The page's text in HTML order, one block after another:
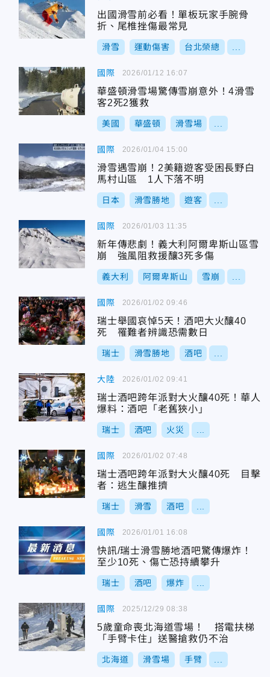
出國滑雪前必看！單板玩家手腕骨
折、尾椎挫傷最常見
滑雪 運動傷害 台北榮總
國際
華盛頓滑雪場驚傳雪崩意外！4滑雪
客2死2獲救
美國 華盛頓 滑雪場
2026/01/12 16:07
國際
滑雪遇雪崩！2美籍遊客受困長野白
馬村山區 1人下落不明
日本 滑雪勝地 遊客
2026/01/04 15:00
國際
新年傳悲劇！義大利阿爾卑斯山區雪
崩 強風阻救援釀3死多傷
義大利 阿爾卑斯山 雪崩
2026/01/03 11:35
國際
瑞士舉國哀悼5天！酒吧大火釀40
死 罹難者辨識恐需數日
瑞士 滑雪勝地 酒吧
2026/01/02 09:46
大陸
瑞士酒吧跨年派對大火釀40死！華人
爆料：酒吧「老舊狹小」
瑞士 酒吧 火災
2026/01/02 09:41
國際
瑞士酒吧跨年派對大火釀40死 目擊
者：逃生釀推擠
瑞士 滑雪 酒吧
2026/01/02 07:48
國際
快訊/瑞士滑雪勝地酒吧驚傳爆炸！
至少10死、傷亡恐持續攀升
瑞士 酒吧 爆炸
2026/01/01 16:08
國際
5歲童命喪北海道雪場！ 搭電扶梯
「手臂卡住」送醫搶救仍不治
北海道 滑雪場 手臂
2025/12/29 08:38